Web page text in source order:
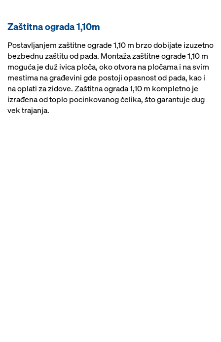
Zaštitna ograda 1,10m
Postavljanjem zaštitne ograde 1,10 m brzo dobijate izuzetno
bezbednu zaštitu od pada. Montaža zaštitne ograde 1,10 m
moguća je duž ivica ploča, oko otvora na pločama i na svim
mestima na građevini gde postoji opasnost od pada, kao i
na oplati za zidove. Zaštitna ograda 1,10 m kompletno je
izrađena od toplo pocinkovanog čelika, što garantuje dug
vek trajanja.